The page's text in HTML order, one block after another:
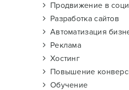
Продвижение в
Разработка сайтов
Автоматизация
Реклама
Хостинг
Повышение
Обучение